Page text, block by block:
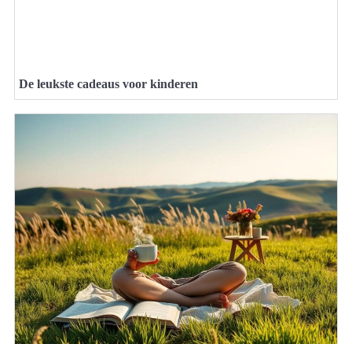
De leukste cadeaus voor kinderen